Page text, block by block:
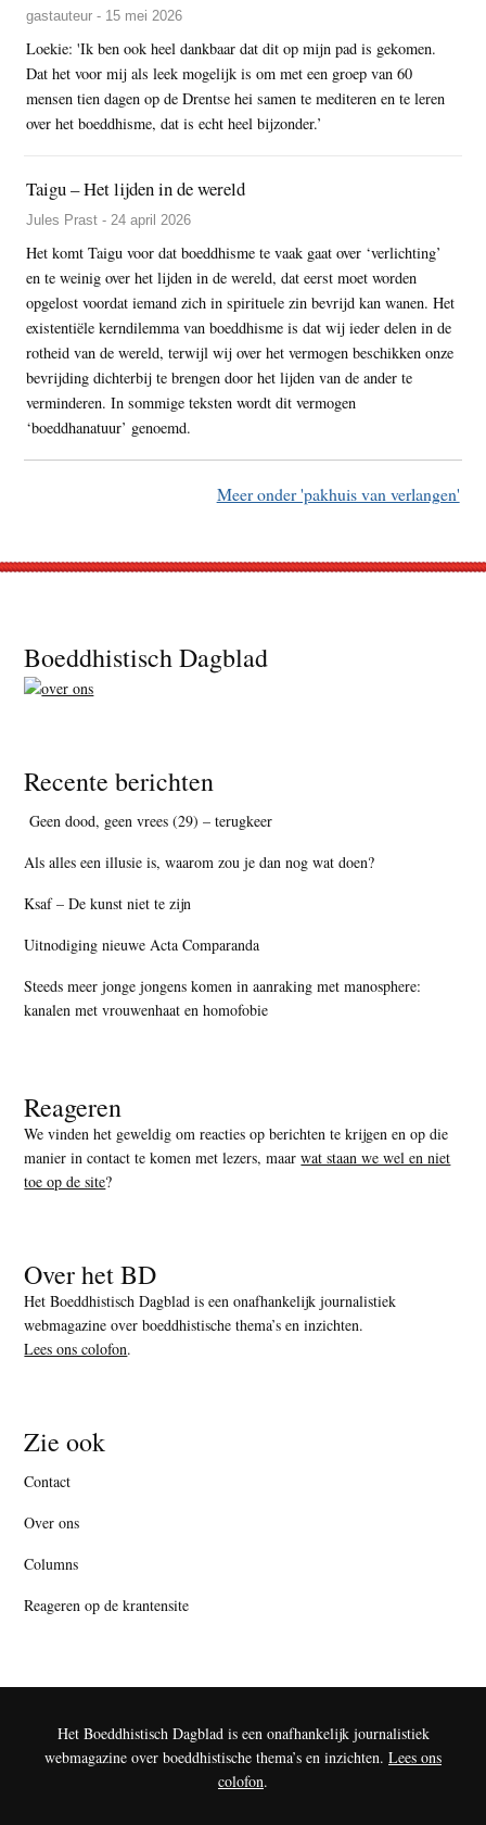
gastauteur - 15 mei 2026
Loekie: 'Ik ben ook heel dankbaar dat dit op mijn pad is gekomen.
Dat het voor mij als leek mogelijk is om met een groep van 60
mensen tien dagen op de Drentse hei samen te mediteren en te leren
over het boeddhisme, dat is echt heel bijzonder.’
Taigu – Het lijden in de wereld
Jules Prast - 24 april 2026
Het komt Taigu voor dat boeddhisme te vaak gaat over ‘verlichting’
en te weinig over het lijden in de wereld, dat eerst moet worden
opgelost voordat iemand zich in spirituele zin bevrijd kan wanen. Het
existentiële kerndilemma van boeddhisme is dat wij ieder delen in de
rotheid van de wereld, terwijl wij over het vermogen beschikken onze
bevrijding dichterbij te brengen door het lijden van de ander te
verminderen. In sommige teksten wordt dit vermogen
‘boeddhanatuur’ genoemd.
Meer onder 'pakhuis van verlangen'
Footer
Boeddhistisch Dagblad
Recente berichten
Geen dood, geen vrees (29) – terugkeer
Als alles een illusie is, waarom zou je dan nog wat doen?
Ksaf – De kunst niet te zijn
Uitnodiging nieuwe Acta Comparanda
Steeds meer jonge jongens komen in aanraking met manosphere:
kanalen met vrouwenhaat en homofobie
Reageren
We vinden het geweldig om reacties op berichten te krijgen en op die
manier in contact te komen met lezers, maarwat staan we wel en niet
toe op de site?
Over het BD
Het Boeddhistisch Dagblad is een onafhankelijk journalistiek
webmagazine over boeddhistische thema’s en inzichten.
Lees ons colofon.
Zie ook
Contact
Over ons
Columns
Reageren op de krantensite
Het Boeddhistisch Dagblad is een onafhankelijk journalistiek
webmagazine over boeddhistische thema’s en inzichten. Lees ons
colofon.